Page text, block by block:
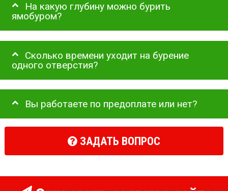
На какую глубину можно бурить
ямобуром?
Сколько времени уходит на бурение
одного отверстия?
Вы работаете по предоплате или нет?
ЗАДАТЬ ВОПРОС